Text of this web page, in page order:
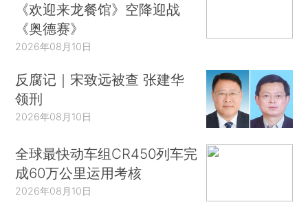
《欢迎来龙餐馆》空降迎战
《奥德赛》
2026年08月10日
反腐记｜宋致远被查 张建华
领刑
2026年08月10日
全球最快动车组CR450列车完
成60万公里运用考核
2026年08月10日